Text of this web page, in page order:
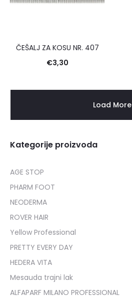
ČEŠALJ ZA KOSU NR. 407
€3,30
Load More
Kategorije proizvoda
AGE STOP
PHARM FOOT
NEODERMA
ROVER HAIR
Yellow Professional
PRETTY EVERY DAY
HEDERA VITA
Mesauda trajni lak
ALFAPARF MILANO PROFESSIONAL